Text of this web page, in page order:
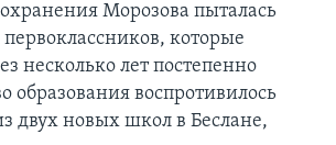
Морозова пыталась
которые
несколько лет постепенно
воспротивилось
двух новых школ в Беслане,